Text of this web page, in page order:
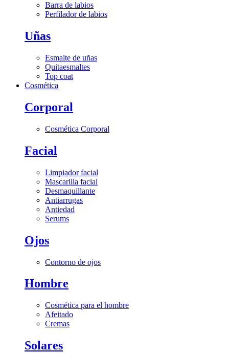
Barra de labios
Perfilador de labios
Uñas
Esmalte de uñas
Quitaesmaltes
Top coat
Cosmética
Corporal
Cosmética Corporal
Facial
Limpiador facial
Mascarilla facial
Desmaquillante
Antiarrugas
Antiedad
Serums
Ojos
Contorno de ojos
Hombre
Cosmética para el hombre
Afeitado
Cremas
Solares